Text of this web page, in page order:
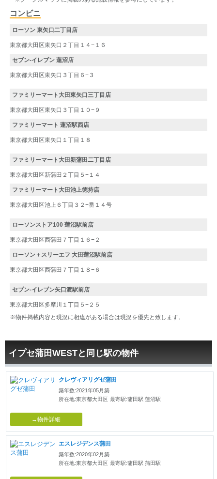
コンビニ
ローソン 東矢口二丁目店
東京都大田区東矢口２丁目１４−１６
セブン‐イレブン 蓮沼店
東京都大田区東矢口３丁目６−３
ファミリーマート大田東矢口三丁目店
東京都大田区東矢口３丁目１０−９
ファミリーマート 蓮沼駅西店
東京都大田区東矢口１丁目１８
ファミリーマート大田新蒲田二丁目店
東京都大田区新蒲田２丁目５−１４
ファミリーマート大田池上徳持店
東京都大田区池上６丁目３２−番１４号
ローソンストア100 蓮沼駅前店
東京都大田区西蒲田７丁目１６−２
ローソン＋スリーエフ 大田蓮沼駅前店
東京都大田区西蒲田７丁目１８−６
セブン-イレブン矢口渡駅前店
東京都大田区多摩川１丁目５−２５
※物件掲載内容と現況に相違がある場合は現況を優先と致します。
イプセ蒲田WESTと同じ駅の物件
クレヴィアリグゼ蒲田
築年数:2021年05月築
所在地:東京都大田区 最寄駅:蒲田駅 蓮沼駅
→物件詳細
エスレジデンス蒲田
築年数:2020年02月築
所在地:東京都大田区 最寄駅:蒲田駅 蒲田駅